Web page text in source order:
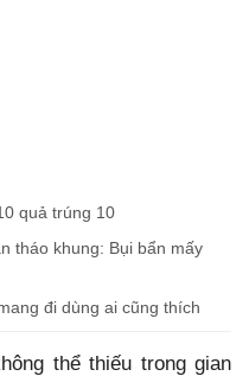
quả trúng 10
tháo khung: Bụi bẩn mấy
đi dùng ai cũng thích
thể thiếu trong gian